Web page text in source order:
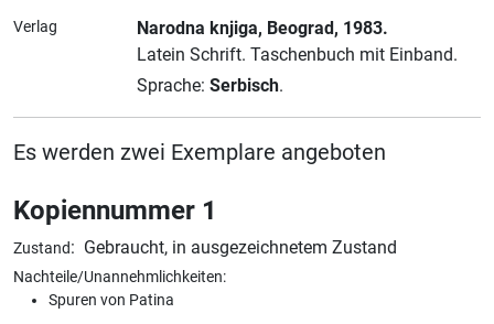
Verlag Narodna knjiga, Beograd, 1983.
Latein Schrift. Taschenbuch mit Einband.
Sprache: Serbisch.
Es werden zwei Exemplare angeboten
Kopiennummer 1
Zustand: Gebraucht, in ausgezeichnetem Zustand
Nachteile/Unannehmlichkeiten:
Spuren von Patina